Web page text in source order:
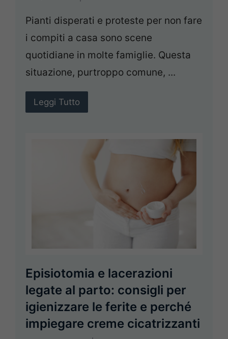
Pianti disperati e proteste per non fare
i compiti a casa sono scene
quotidiane in molte famiglie. Questa
situazione, purtroppo comune, ...
Leggi Tutto
Episiotomia e lacerazioni
legate al parto: consigli per
igienizzare le ferite e perché
impiegare creme cicatrizzanti